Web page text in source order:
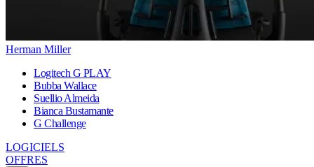
Herman Miller
Logitech G PLAY
Bubba Wallace
Suellio Almeida
Bianca Bustamante
G Challenge
LOGICIELS
OFFRES